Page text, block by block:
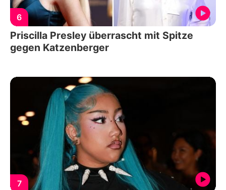
6
Priscilla Presley überrascht mit Spitze
gegen Katzenberger
7